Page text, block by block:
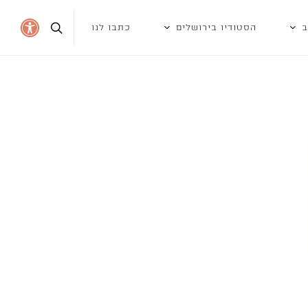
הסטודיו בירושלים כתבו לנו